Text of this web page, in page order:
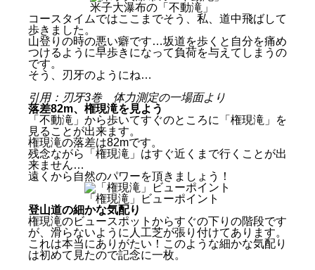
米子大瀑布の「不動滝」
コースタイムではここまでそう、私、道中飛ばして
歩きました。
山登りの時の悪い癖です…坂道を歩くと自分を痛め
つけるように早歩きになって負荷を与えてしまうの
です。
そう、刃牙のようにね…
引用：刃牙3巻 体力測定の一場面より
落差82m、権現滝を見よう
「不動滝」から歩いてすぐのところに「権現滝」を
見ることが出来ます。
権現滝の落差は82mです。
残念ながら「権現滝」はすぐ近くまで行くことが出
来ません…
遠くから自然のパワーを頂きましょう！
「権現滝」ビューポイント
登山道の細かな気配り
権現滝のビュースポットからすぐの下りの階段です
が、滑らないように人工芝が張り付けてあります。
これは本当にありがたい！このような細かな気配り
は初めて見たので記念に一枚。